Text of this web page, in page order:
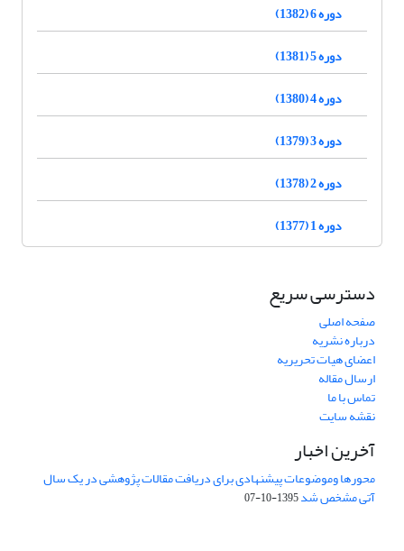
دوره 6 (1382)
دوره 5 (1381)
دوره 4 (1380)
دوره 3 (1379)
دوره 2 (1378)
دوره 1 (1377)
دسترسی سریع
صفحه اصلی
درباره نشریه
اعضای هیات تحریریه
ارسال مقاله
تماس با ما
نقشه سایت
آخرین اخبار
محورها وموضوعات پیشنهادی برای دریافت مقالات پژوهشی در یک سال
آتی مشخص شد1395-10-07